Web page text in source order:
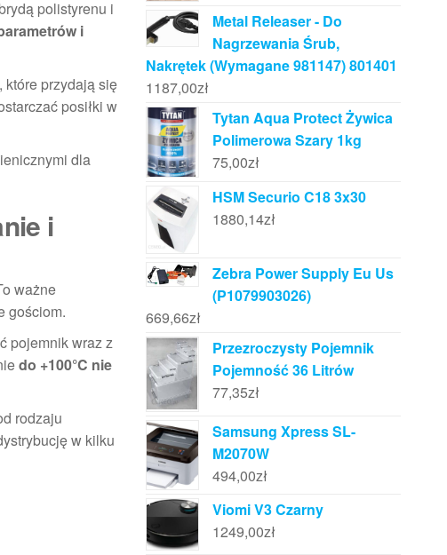
polistyrenu i
i
które przydają się
posiłki w
dla
i
ważne
gościom.
pojemnik wraz z
do +100°C nie
rodzaju
w kilku
Metal Releaser - Do
Nagrzewania Śrub,
Nakrętek (Wymagane 981147) 801401
1187,00zł
Tytan Aqua Protect Żywica
Polimerowa Szary 1kg
75,00zł
HSM Securio C18 3x30
1880,14zł
Zebra Power Supply Eu Us
(P1079903026)
669,66zł
Przezroczysty Pojemnik
Pojemność 36 Litrów
77,35zł
Samsung Xpress SL-
M2070W
494,00zł
Viomi V3 Czarny
1249,00zł